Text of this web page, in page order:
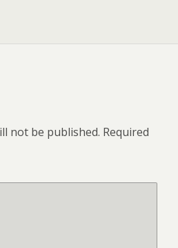
not be published. Required